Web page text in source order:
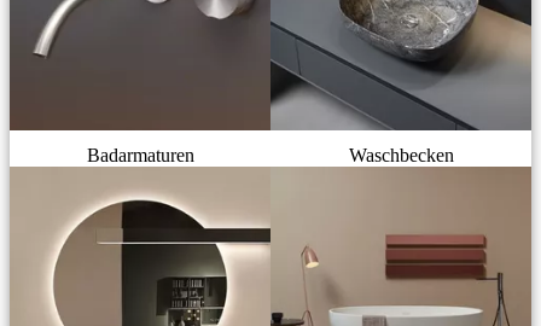
Badarmaturen Waschbecken